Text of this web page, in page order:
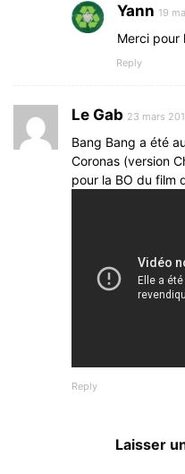
Yann 19
Merci pour
Reply
Le Gab 23 mars
Bang Bang a été
Coronas (version
pour la BO du film
Reply
Laisser